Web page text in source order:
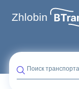
Zhlobin
Поиск транспорта